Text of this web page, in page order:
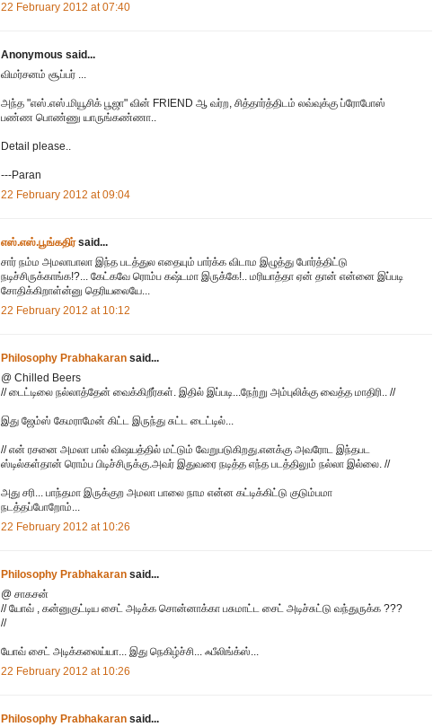
22 February 2012 at 07:40
Anonymous said...
விமர்சனம் சூப்பர் ...
அந்த "எஸ்.எஸ்.மியூசிக் பூஜா" வின் FRIEND ஆ வர்ற, சித்தார்த்திடம் லவ்வுக்கு ப்ரோபோஸ்
பண்ண பொண்ணு யாருங்கண்ணா..
Detail please..
---Paran
22 February 2012 at 09:04
எஸ்.எஸ்.பூங்கதிர்said...
சார் நம்ம அமலாபாலா இந்த படத்துல எதையும் பார்க்க விடாம இழுத்து போர்த்திட்டு
நடிச்சிருக்காங்க!?... கேட்கவே ரொம்ப கஷ்டமா இருக்கே!.. மரியாத்தா ஏன் தான் என்னை இப்படி
சோதிக்கிறாள்ன்னு தெரியலையே...
22 February 2012 at 10:12
Philosophy Prabhakaran said...
@ Chilled Beers
// டைட்டிலை நல்லாத்தேன் வைக்கிறீர்கள். இதில் இப்படி...நேற்று அம்புலிக்கு வைத்த மாதிரி.. //
இது ஜேம்ஸ் கேமராமேன் கிட்ட இருந்து சுட்ட டைட்டில்...
// என் ரசனை அமலா பால் விஷயத்தில் மட்டும் வேறுபடுகிறது.எனக்கு அவரோட இந்தபட
ஸ்டில்கள்தான் ரொம்ப பிடிச்சிருக்கு.அவர் இதுவரை நடித்த எந்த படத்திலும் நல்லா இல்லை. //
அது சரி... பாந்தமா இருக்குற அமலா பாலை நாம என்ன கட்டிக்கிட்டு குடும்பமா
நடத்தப்போறோம்...
22 February 2012 at 10:26
Philosophy Prabhakaran said...
@ சாகசன்
// யோவ் , கன்னுகுட்டிய சைட் அடிக்க சொன்னாக்கா பசுமாட்ட சைட் அடிச்சுட்டு வந்துருக்க ???
//
யோவ் சைட் அடிக்கலைய்யா... இது நெகிழ்ச்சி... ஃபீலிங்க்ஸ்...
22 February 2012 at 10:26
Philosophy Prabhakaran said...